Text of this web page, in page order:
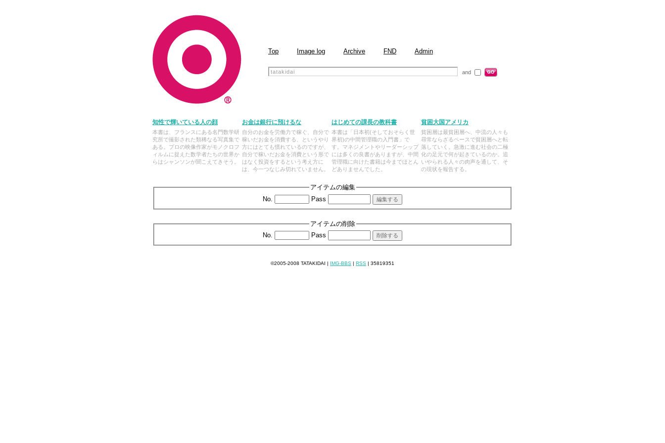
Top Image log Archive FND Admin
and
知性で輝いている人の顔
本書は、フランスにある名門数学研
究所で撮影された類稀なる写真集で
ある。プロの映像作家がモノクロフ
ィルムに捉えた数学者たちの世界か
らはシャンソンが聞こえてきそう。
お金は銀行に預けるな
自分のお金を労働力で稼ぐ、自分で
稼いだお金を消費する、というやり
方にはとても慣れているのですが、
自分で稼いだお金を消費という形で
はなく投資をするという考え方に
は、今一つなじみ切れていません。
はじめての課長の教科書
本書は「日本初(そしておそらく世
界初)の中間管理職の入門書」で
す。マネジメントやリーダーシップ
には多くの良書がありますが、中間
管理職に向けた書籍は今までほとん
どありませんでした。
貧困大国アメリカ
貧困層は最貧困層へ、中流の人々も
尋常ならざるペースで貧困層へと転
落していく。急激に進む社会の二極
化の足元で何が起きているのか。追
いやられる人々の肉声を通して、そ
の現状を報告する。
アイテムの編集
No.
Pass
アイテムの削除
No.
Pass
©2005-2008 TATAKIDAI | IMG-BBS | RSS | 35819351